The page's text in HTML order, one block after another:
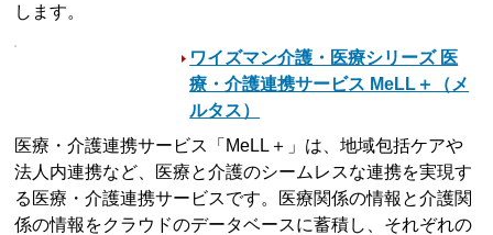
します。
ワイズマン介護・医療シリーズ 医
療・介護連携サービス MeLL＋（メ
ルタス）
医療・介護連携サービス「MeLL＋」は、地域包括ケアや
法人内連携など、医療と介護のシームレスな連携を実現す
る医療・介護連携サービスです。医療関係の情報と介護関
係の情報をクラウドのデータベースに蓄積し、それぞれの